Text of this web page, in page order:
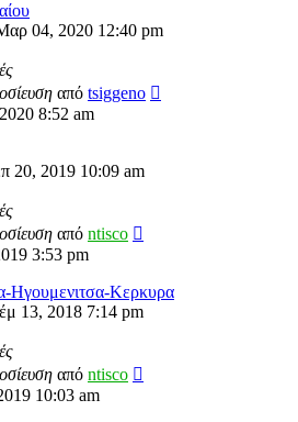
04, 2020 12:40 pm
από tsiggeno
8:52 am
20, 2019 10:09 am
από ntisco
3:53 pm
Ηγουμενιτσα-Κερκυρα
13, 2018 7:14 pm
από ntisco
10:03 am